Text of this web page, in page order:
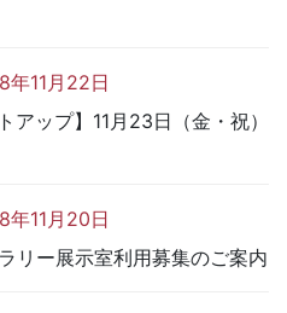
年11月22日
ップ】11月23日（金・祝）
年11月20日
ー展示室利用募集のご案内